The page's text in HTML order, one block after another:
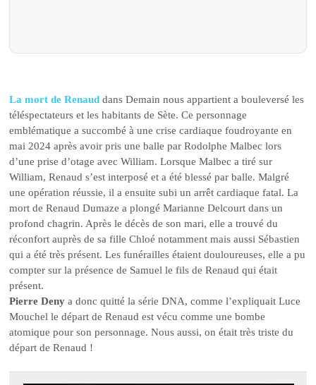
La mort de Renaud dans Demain nous appartient a bouleversé les
téléspectateurs et les habitants de Sète. Ce personnage
emblématique a succombé à une crise cardiaque foudroyante en
mai 2024 après avoir pris une balle par Rodolphe Malbec lors
d’une prise d’otage avec William. Lorsque Malbec a tiré sur
William, Renaud s’est interposé et a été blessé par balle. Malgré
une opération réussie, il a ensuite subi un arrêt cardiaque fatal. La
mort de Renaud Dumaze a plongé Marianne Delcourt dans un
profond chagrin. Après le décès de son mari, elle a trouvé du
réconfort auprès de sa fille Chloé notamment mais aussi Sébastien
qui a été très présent. Les funérailles étaient douloureuses, elle a pu
compter sur la présence de Samuel le fils de Renaud qui était
présent.
Pierre Deny a donc quitté la série DNA, comme l’expliquait Luce
Mouchel le départ de Renaud est vécu comme une bombe
atomique pour son personnage. Nous aussi, on était très triste du
départ de Renaud !